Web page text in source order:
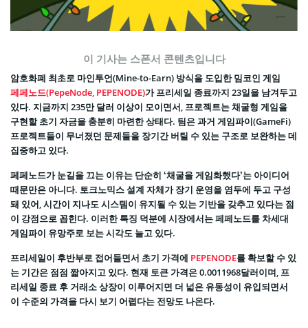
이 기사는 스폰서 콘텐츠입니다
암호화폐 최초로 마인투언(Mine-to-Earn) 방식을 도입한 밈코인 게임
페페노드(PepeNode, PEPENODE)가 프리세일 종료까지 23일을 남겨두고
있다. 지금까지 235만 달러 이상이 모이면서, 프로젝트는 채굴형 게임을
구현할 초기 자금을 충분히 마련한 상태다. 팀은 과거 게임파이(GameFi)
프로젝트들이 무너졌던 문제들을 장기간 버틸 수 있는 구조로 보완하는 데
집중하고 있다.
페페노드가 눈길을 끄는 이유는 단순히 ‘채굴을 게임화했다’는 아이디어
때문만은 아니다. 토크노믹스 설계 자체가 장기 운영을 염두에 두고 구성
돼 있어, 시간이 지나도 시스템이 유지될 수 있는 기반을 갖추고 있다는 점
이 강점으로 꼽힌다. 이러한 특징 덕분에 시장에서는 페페노드를 차세대
게임파이 유망주로 보는 시각도 늘고 있다.
프리세일이 후반부로 접어들면서 초기 가격에 PEPENODE를 확보할 수 있
는 기간은 점점 짧아지고 있다. 현재 토큰 가격은 0.0011968달러이며, 프
리세일 종료 후 거래소 상장이 이루어지면 더 넓은 유동성이 유입되면서
이 수준의 가격을 다시 보기 어렵다는 전망도 나온다.